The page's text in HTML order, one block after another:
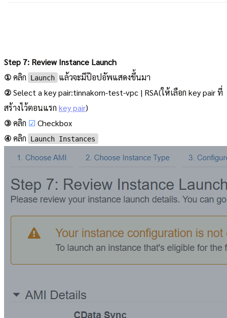
Step 7: Review Instance Launch
①คลิก Launch แล้วจะมีป๊อปอัพแสดงขึ้นมา
②Select a key pair:tinnakorn-test-vpc | RSA(ให้เลือก key pair ที่
สร้างไว้ตอนแรก key pair)
③คลิก ☑ Checkbox
④คลิก Launch Instances